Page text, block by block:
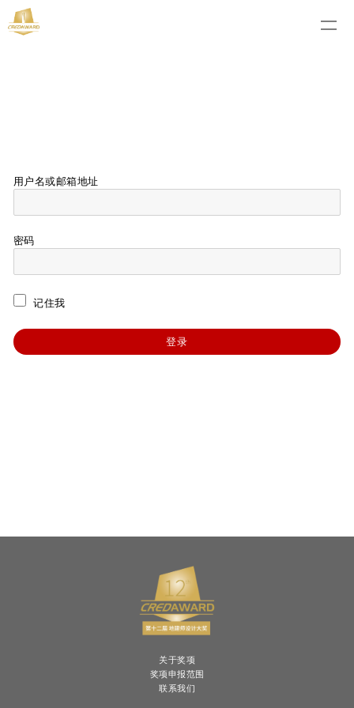
用户名或邮箱地址
密码
记住我
关于奖项
奖项申报范围
联系我们